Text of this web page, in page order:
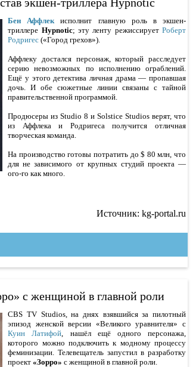
Бен Аффлекисполнит главную роль в экшен-
триллере Hypnotic; эту ленту режиссируетРоберт
Родригес («Город грехов»).
Аффлеку достался персонаж, который расследует
серию невозможных по исполнению ограблений.
Ещё у этого детектива личная драма — пропавшая
дочь. И обе сюжетные линии связаны с тайной
правительственной программой.
Продюсеры из Studio 8 и Solstice Studios верят, что
из Аффлека и Родригеса получится отличная
творческая команда.
На производство готовы потратить до $ 80 млн, что
для не зависимого от крупных студий проекта —
ого-го как много.
Источник: kg-portal.ru
с женщиной в главной роли
CBS TV Studios, на днях взявшийся за пилотный
эпизод женской версии «Великого уравнителя» с
Куин Латифой, нашёл ещё одного персонажа,
которого можно подключить к модному процессу
феминизации. Телевещатель запустил в разработку
проект«Зорро» с женщиной в главной роли.